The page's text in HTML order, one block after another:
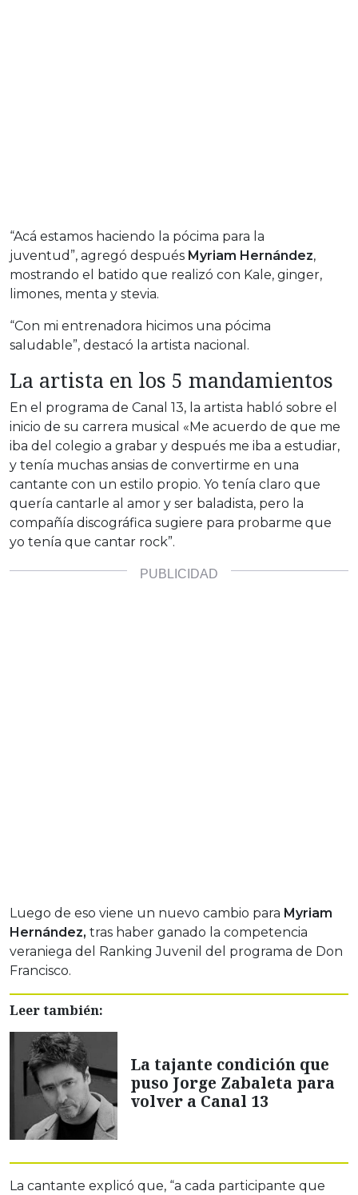
“Acá estamos haciendo la pócima para la
juventud”, agregó después Myriam Hernández,
mostrando el batido que realizó con Kale, ginger,
limones, menta y stevia.
“Con mi entrenadora hicimos una pócima
saludable”, destacó la artista nacional.
La artista en los 5 mandamientos
En el programa de Canal 13, la artista habló sobre el
inicio de su carrera musical «Me acuerdo de que me
iba del colegio a grabar y después me iba a estudiar,
y tenía muchas ansias de convertirme en una
cantante con un estilo propio. Yo tenía claro que
quería cantarle al amor y ser baladista, pero la
compañía discográfica sugiere para probarme que
yo tenía que cantar rock”.
Luego de eso viene un nuevo cambio para Myriam
Hernández, tras haber ganado la competencia
veraniega del Ranking Juvenil del programa de Don
Francisco.
Leer también:
La tajante condición que
puso Jorge Zabaleta para
volver a Canal 13
La cantante explicó que, “a cada participante que